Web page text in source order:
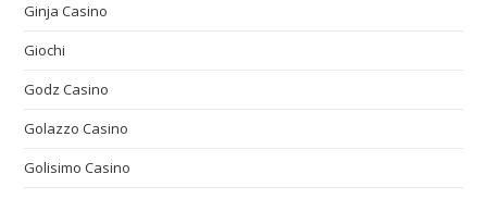
Ginja Casino
Giochi
Godz Casino
Golazzo Casino
Golisimo Casino